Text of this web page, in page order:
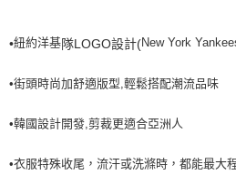
全家取貨<不支援離島取退>
每筆NT$60，滿NT$499(含以上)免運費
7-11取貨<不支援離島取退>
•紐約洋基隊LOGO設計(New York
•街頭時尚加舒適版型,輕鬆搭配潮流品味
•韓國設計開發,剪裁更適合亞洲人
•衣服特殊收尾，流汗或洗滌時，都能最大